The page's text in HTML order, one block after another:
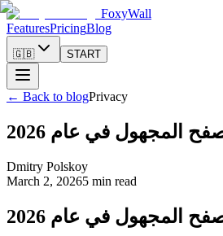
FoxyWall
FeaturesPricingBlog
🇬🇧 START
← Back to blogPrivacy
المجهول في عام 2026
Dmitry Polskoy
March 2, 20265 min read
المجهول في عام 2026